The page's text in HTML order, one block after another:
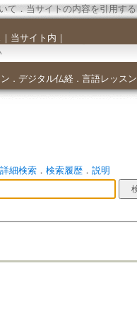
て．当サイトの内容を引用する
｜ 当サイト内 ｜
． デジタル仏経． 言語レッスン
詳細検索． 検索履歴． 説明